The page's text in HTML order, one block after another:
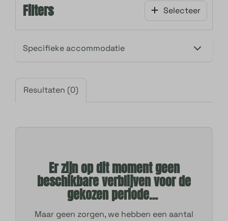
Filters Selecteer
Resultaten (0)
Er zijn op dit moment geen
beschikbare verblijven voor de
gekozen periode…
Maar geen zorgen, we hebben een aantal